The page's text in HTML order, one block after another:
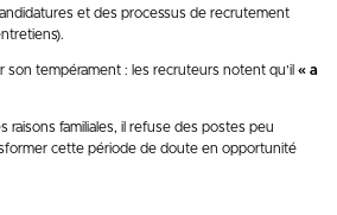
et des processus de recrutement
son tempérament : les recruteurs notent qu’il « a
raisons familiales, il refuse des postes peu
cette période de doute en opportunité